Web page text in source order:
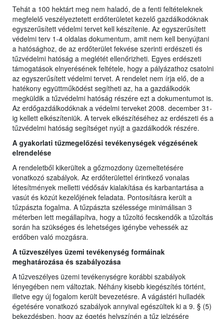
Tehát a 100 hektárt meg nem haladó, de a fenti feltételeknek
megfelelő veszélyeztetett erdőterületet kezelő gazdálkodóknak
egyszerűsített védelmi tervet kell készítenie. Az egyszerűsített
védelmi terv 1-4 oldalas dokumentum, amit nem kell benyújtani
a hatósághoz, de az erdőterület fekvése szerinti erdészeti és
tűzvédelmi hatóság a meglétét ellenőrizheti. Egyes erdészeti
támogatások elnyerésének feltétele, hogy a pályázathoz csatolni
az egyszerűsített védelmi tervet. A rendelet nem írja elő, de a
hatékony együttműködést segítheti az, ha a gazdálkodók
megküldik a tűzvédelmi hatóság részére ezt a dokumentumot is.
Az erdőgazdálkodóknak a védelmi terveket 2008. december 31-
ig kellett elkészíteniük. A tervek elkészítéséhez az erdészeti és a
tűzvédelmi hatóság segítséget nyújt a gazdálkodók részére.
A gyakorlati tűzmegelőzési tevékenységek végzésének
elrendelése
A rendeletből kikerültek a gőzmozdony üzemeltetésére
vonatkozó szabályok. Az erdőterülettel érintkező vonalas
létesítmények melletti védősáv kialakítása és karbantartása a
vasút és közút kezelőjének feladata. Pontosításra került a
tűzpászta fogalma. A tűzpászta szélessége minimálisan 3
méterben lett megállapítva, hogy a tűzoltó fecskendők a tűzoltás
során ha szükséges és lehetséges igénybe vehessék az
erdőben való mozgásra.
A tűzveszélyes üzemi tevékenység formáinak
meghatározása és szabályozása
A tűzveszélyes üzemi tevékenységre korábbi szabályok
lényegében nem változtak. Néhány kisebb kiegészítés történt,
illetve egy új fogalom került bevezetésre. A vágástéri hulladék
égetésére vonatkozó szabályok annyival egészültek ki a 9. § (5)
bekezdésben, hogy az égetés helyszínén a tűz jelzésére